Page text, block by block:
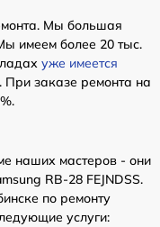
Мы большая
имеем более 20 тыс.
уже имеется
. При заказе ремонта на
наших мастеров - они
RB-28 FEJNDSS.
по ремонту
услуги: